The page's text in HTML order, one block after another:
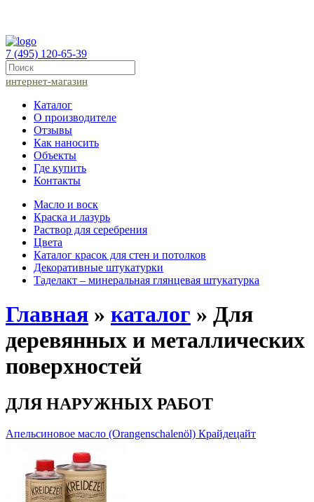
7 (495) 120-65-39
интернет-магазин
Каталог
О производителе
Отзывы
Как наносить
Объекты
Где купить
Контакты
Масло и воск
Краска и лазурь
Раствор для серебрения
Цвета
Каталог красок для стен и потолков
Декоративные штукатурки
Таделакт – минеральная глянцевая штукатурка
Главная » каталог » Для
деревянных и металлических
поверхностей
ДЛЯ НАРУЖНЫХ РАБОТ
Апельсиновое масло (Orangenschalenöl) Крайдецайт